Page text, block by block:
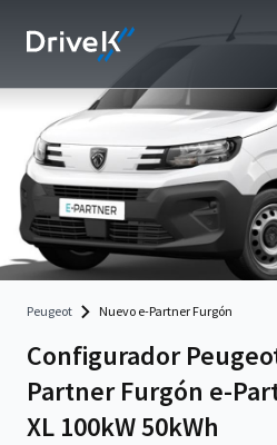
Peugeot Nuevo e-Partner Furgón
Configurador
Partner Furgón e-
XL 100kW 50kWh